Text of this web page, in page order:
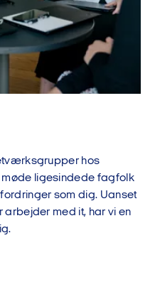
hos
møde ligesindede fagfolk
som dig. Uanset
arbejder med it, har vi en